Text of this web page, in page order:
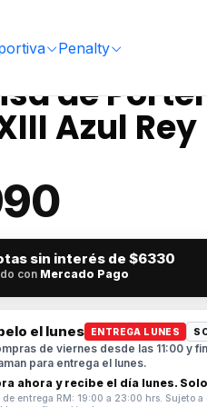
Penalty
de
Azul Rey
sin interés de $6330
con Mercado Pago
el lunes ENTREGA LUNES
de viernes desde las 11:00 y
para entrega el lunes.
ahora y recibe el día lunes. Solo
de entrega RM: 19:00 a 23:00 hrs. Sujeto